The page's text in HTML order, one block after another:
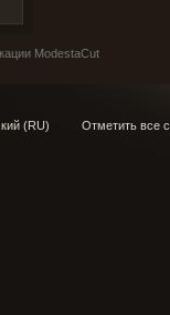
ModestaCut
(RU) Отметить все